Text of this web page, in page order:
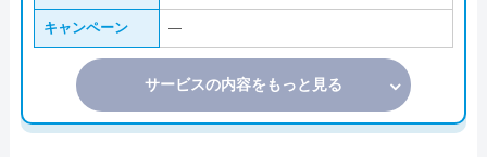
キャンペーン ―
サービスの内容をもっと見る